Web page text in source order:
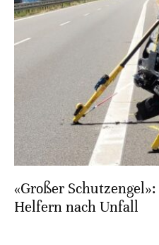
«Großer
Helfern nach Unfall